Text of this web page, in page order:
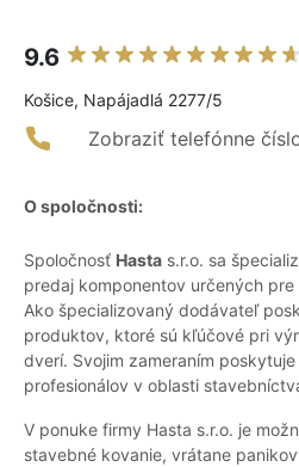
9.6
Košice, Napájadlá 2277/5
Zobraziť telefónne
O spoločnosti:
Spoločnosť Hasta s.r.o. sa
predaj komponentov určených
Ako špecializovaný dodávateľ
produktov, ktoré sú kľúčové pri
dverí. Svojim zameraním
profesionálov v oblasti
V ponuke firmy Hasta s.r.o. je
stavebné kovanie, vrátane